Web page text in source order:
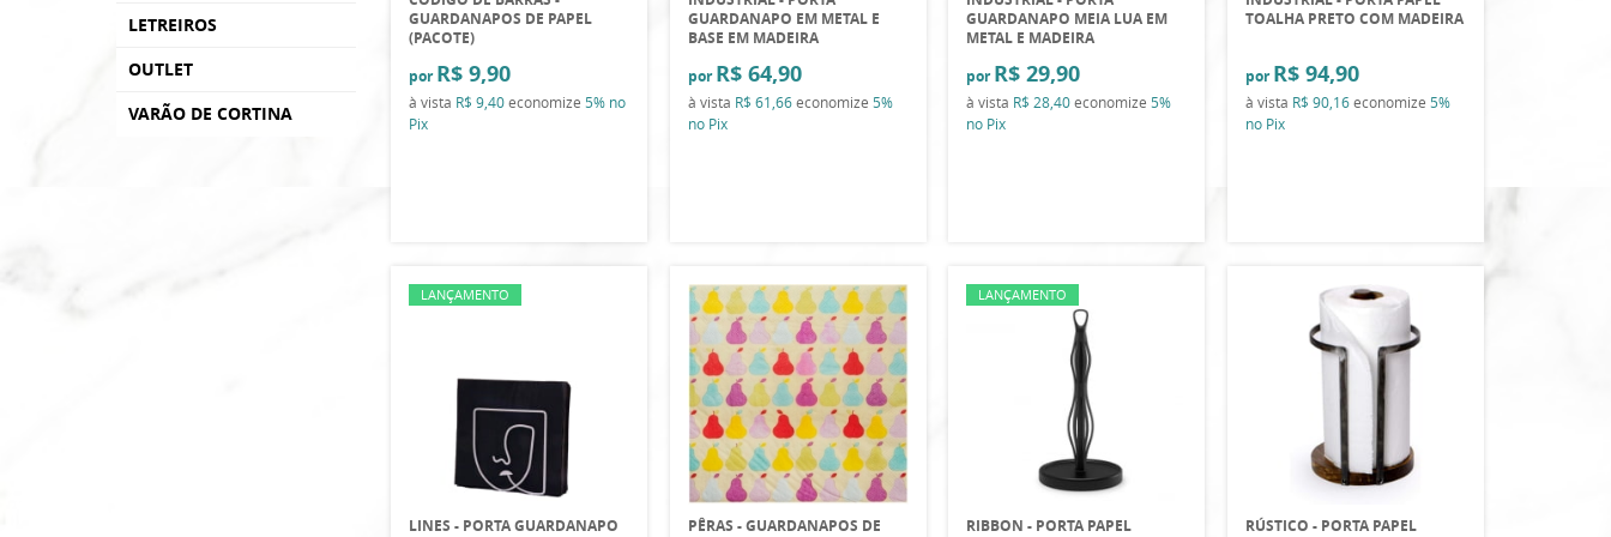
LETREIROS
OUTLET
VARÃO DE CORTINA
GUARDANAPOS DE PAPEL
(PACOTE)
por R$ 9,90
à vista R$ 9,40economize5% no
Pix
GUARDANAPO EM METAL E
BASE EM MADEIRA
por R$ 64,90
à vista R$ 61,66economize 5%
no Pix
GUARDANAPO MEIA LUA EM
METAL E MADEIRA
por R$ 29,90
à vista R$ 28,40economize5%
no Pix
TOALHA PRETO COM MADEIRA
por R$ 94,90
à vista R$ 90,16economize 5%
no Pix
LANÇAMENTO
LINES - PORTA GUARDANAPO
PÊRAS - GUARDANAPOS DE
LANÇAMENTO
RIBBON - PORTA PAPEL
RÚSTICO - PORTA PAPEL